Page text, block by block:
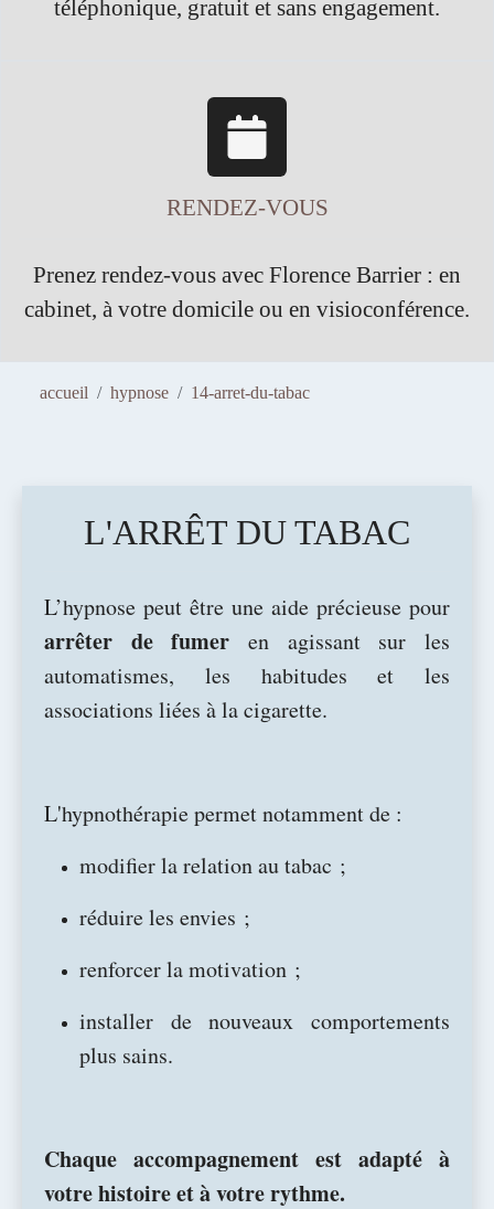
FLORENCE BARRIER
PHOTOSTIMULATION
téléphonique, gratuit et sans engagement.
RENDEZ-VOUS
Prenez rendez-vous avec Florence Barrier : en
cabinet, à votre domicile ou en visioconférence.
accueil hypnose 14-arret-du-tabac
L'ARRÊT DU TABAC
L’hypnose peut être une aide précieuse pour
arrêter de fumer en agissant sur les
automatismes, les habitudes et les
associations liées à la cigarette.
L'hypnothérapie permet notamment de :
modifier la relation au tabac ;
réduire les envies ;
renforcer la motivation ;
installer de nouveaux comportements
plus sains.
Chaque accompagnement est adapté à
votre histoire et à votre rythme.